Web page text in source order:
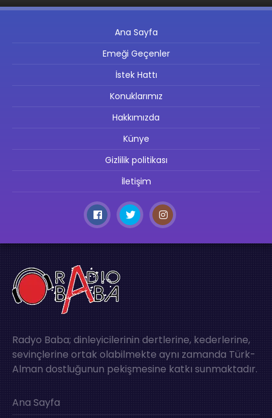
Ana Sayfa
Emeği Geçenler
İstek Hattı
Konuklarımız
Hakkımızda
Künye
Gizlilik politikası
İletişim
Radyo Baba; dinleyicilerinin dertlerine, kederlerine,
sevinçlerine ortak olabilmekte aynı zamanda Türk-
Alman dostluğunun pekişmesine katkı sunmaktadır.
Ana Sayfa